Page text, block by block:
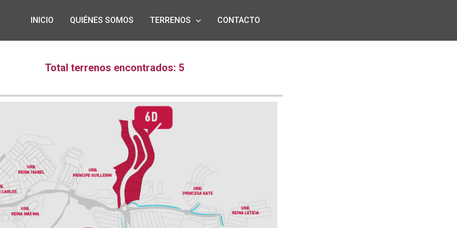
INICIO QUIÉNES SOMOS TERRENOS CONTACTO
Total terrenos encontrados: 5